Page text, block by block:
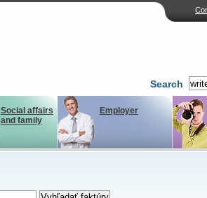
Search
Social affairs
and family
Employer